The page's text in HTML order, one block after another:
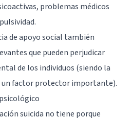
, problemas médicos
de apoyo social también
que pueden perjudicar
de los individuos (siendo la
un factor protector importante).
suicida no tiene porque